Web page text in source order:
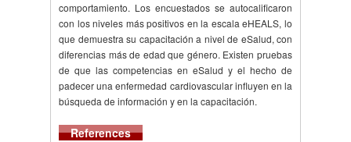
comportamiento. Los encuestados se autocalificaron
con los niveles más positivos en la escala eHEALS, lo
que demuestra su capacitación a nivel de eSalud, con
diferencias más de edad que género. Existen pruebas
de que las competencias en eSalud y el hecho de
padecer una enfermedad cardiovascular influyen en la
búsqueda de información y en la capacitación.
References